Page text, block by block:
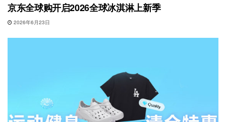
京东全球购开启2026全球冰淇淋上新季
2026年6月23日